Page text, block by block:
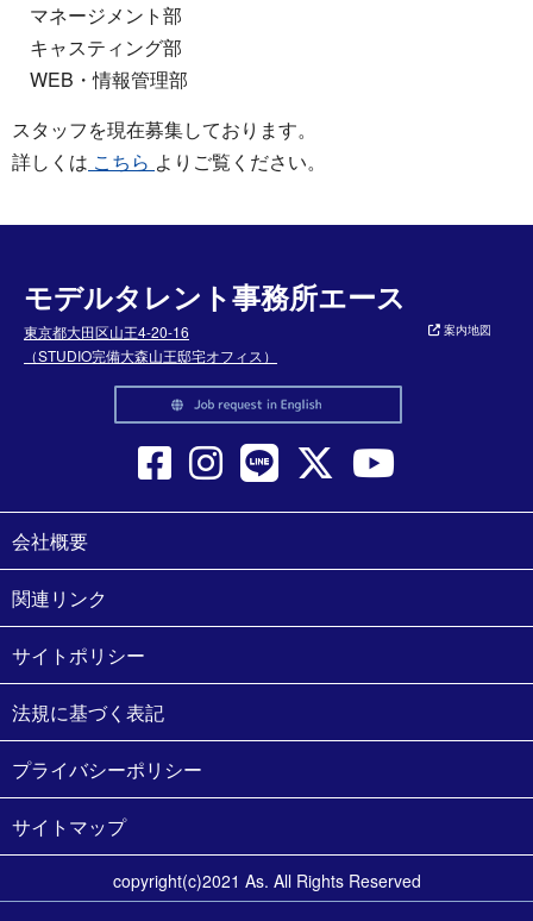
マネージメント部
キャスティング部
WEB・情報管理部
スタッフを現在募集しております。
詳しくは こちら よりご覧ください。
モデルタレント事務所エース
東京都大田区山王4-20-16
（STUDIO完備大森山王邸宅オフィス）
案内地図
会社概要
関連リンク
サイトポリシー
法規に基づく表記
プライバシーポリシー
サイトマップ
copyright(c)2021 As. All Rights Reserved